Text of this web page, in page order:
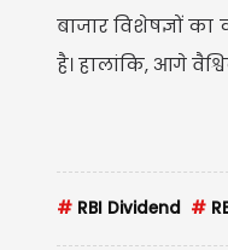
बाजार विशेषज्ञों
है। हालांकि, आगे
# RBI Dividend #